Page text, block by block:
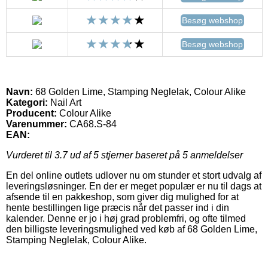
Besøg webshop
Besøg webshop
Navn: 68 Golden Lime, Stamping Neglelak, Colour Alike
Kategori: Nail Art
Producent: Colour Alike
Varenummer: CA68.S-84
EAN:
Vurderet til 3.7ud af 5 stjerner baseret på 5 anmeldelser
En del online outlets udlover nu om stunder et stort udvalg af
leveringsløsninger. En der er meget populær er nu til dags at
afsende til en pakkeshop, som giver dig mulighed for at
hente bestillingen lige præcis når det passer ind i din
kalender. Denne er jo i høj grad problemfri, og ofte tilmed
den billigste leveringsmulighed ved køb af 68 Golden Lime,
Stamping Neglelak, Colour Alike.